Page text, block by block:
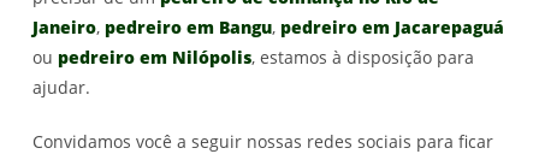
Janeiro, pedreiro em Bangu, pedreiro em Jacarepaguá
ou pedreiro em Nilópolis, estamos à disposição para
ajudar.
Convidamos você a seguir nossas redes sociais para ficar